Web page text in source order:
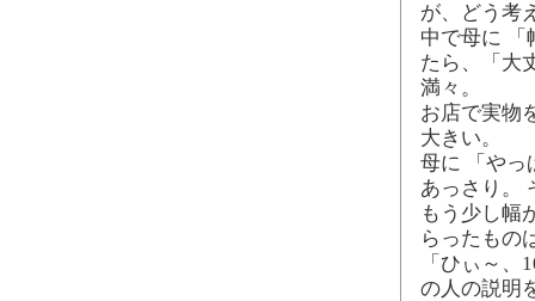
が、どう考
中で母に 「
たら、「大
満々。
お店で実物
大きい。
母に 「やっ
あっさり。
もう少し幅
らったもの
「ひぃ～
の人の説明